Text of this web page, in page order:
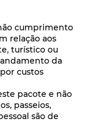
cumprimento
relação aos
turístico ou
da
custos
pacote e não
passeios,
são de